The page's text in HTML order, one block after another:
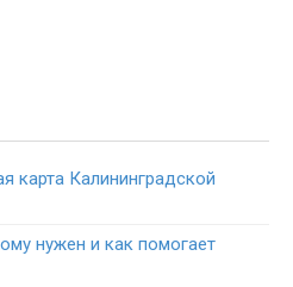
карта Калининградской
нужен и как помогает